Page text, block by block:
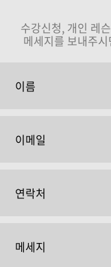
수강신청, 개인 레
메세지를 보내주